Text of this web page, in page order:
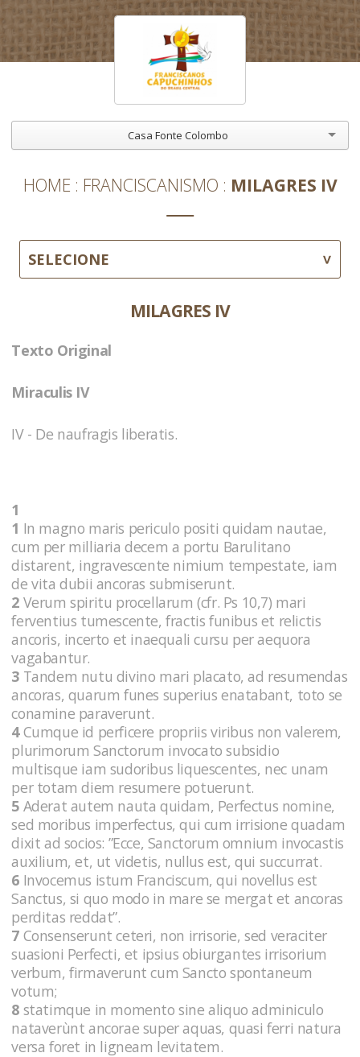
Casa Fonte Colombo
HOME FRANCISCANISMO MILAGRES IV
SELECIONE
MILAGRES IV
Texto Original
Miraculis IV
IV - De naufragis liberatis.
1
1 In magno maris periculo positi quidam nautae,
cum per milliaria decem a portu Barulitano
distarent, ingravescente nimium tempestate, iam
de vita dubii ancoras submiserunt.
2 Verum spiritu procellarum (cfr. Ps 10,7) mari
ferventius tumescente, fractis funibus et relictis
ancoris, incerto et inaequali cursu per aequora
vagabantur.
3 Tandem nutu divino mari placato, ad resumendas
ancoras, quarum funes superius enatabant, toto se
conamine paraverunt.
4Cumque id perficere propriis viribus non valerem,
plurimorum Sanctorum invocato subsidio
multisque iam sudoribus liquescentes, nec unam
per totam diem resumere potuerunt.
5 Aderat autem nauta quidam, Perfectus nomine,
sed moribus imperfectus, qui cum irrisione quadam
dixit ad socios: ”Ecce, Sanctorum omnium invocastis
auxilium, et, ut videtis, nullus est, qui succurrat.
6 Invocemus istum Franciscum, qui novellus est
Sanctus, si quo modo in mare se mergat et ancoras
perditas reddat”.
7 Consenserunt ceteri, non irrisorie, sed veraciter
suasioni Perfecti, et ipsius obiurgantes irrisorium
verbum, firmaverunt cum Sancto spontaneum
votum;
8 statimque in momento sine aliquo adminiculo
nataverùnt ancorae super aquas, quasi ferri natura
versa foret in ligneam levitatem.